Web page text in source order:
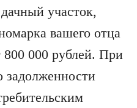
участок,
вашего отца
800 000 рублей. При
задолженности